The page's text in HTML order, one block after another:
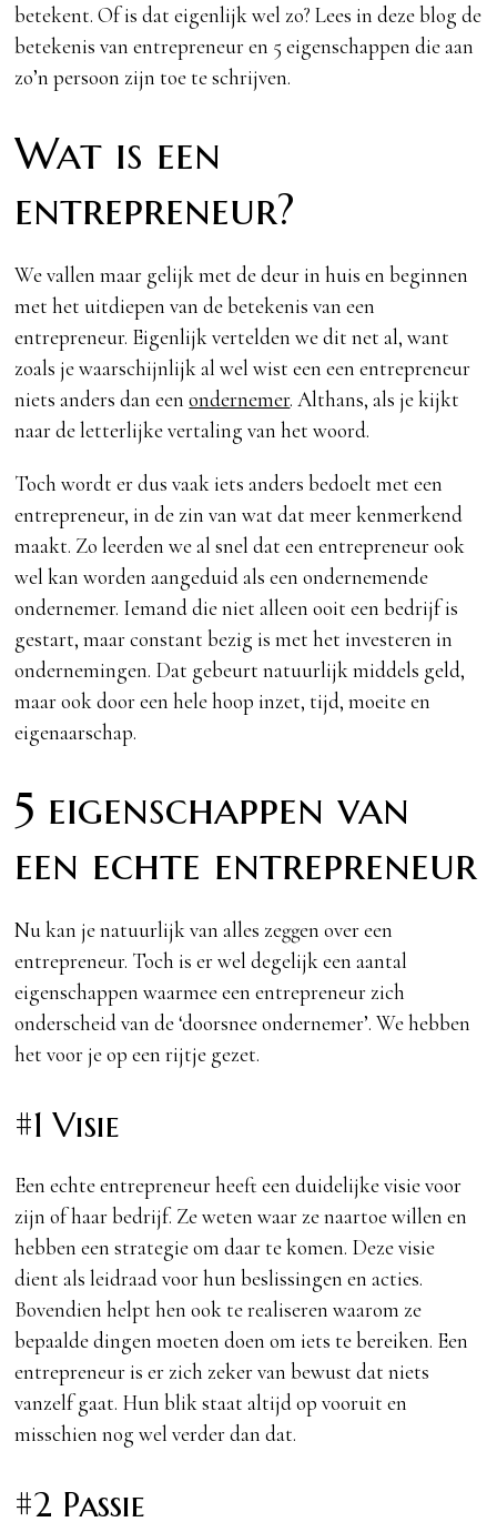
betekent. Of is dat eigenlijk wel zo? Lees in deze blog de
betekenis van entrepreneur en 5 eigenschappen die aan
zo’n persoon zijn toe te schrijven.
Wat is een
entrepreneur?
We vallen maar gelijk met de deur in huis en beginnen
met het uitdiepen van de betekenis van een
entrepreneur. Eigenlijk vertelden we dit net al, want
zoals je waarschijnlijk al wel wist een een entrepreneur
niets anders dan eenondernemer. Althans, als je kijkt
naar de letterlijke vertaling van het woord.
Toch wordt er dus vaak iets anders bedoelt met een
entrepreneur, in de zin van wat dat meer kenmerkend
maakt. Zo leerden we al snel dat een entrepreneur ook
wel kan worden aangeduid als een ondernemende
ondernemer. Iemand die niet alleen ooit een bedrijf is
gestart, maar constant bezig is met het investeren in
ondernemingen. Dat gebeurt natuurlijk middels geld,
maar ook door een hele hoop inzet, tijd, moeite en
eigenaarschap.
5 eigenschappen van
een echte entrepreneur
Nu kan je natuurlijk van alles zeggen over een
entrepreneur. Toch is er wel degelijk een aantal
eigenschappen waarmee een entrepreneur zich
onderscheid van de ‘doorsnee ondernemer’. We hebben
het voor je op een rijtje gezet.
#1 Visie
Een echte entrepreneur heeft een duidelijke visie voor
zijn of haar bedrijf. Ze weten waar ze naartoe willen en
hebben een strategie om daar te komen. Deze visie
dient als leidraad voor hun beslissingen en acties.
Bovendien helpt hen ook te realiseren waarom ze
bepaalde dingen moeten doen om iets te bereiken. Een
entrepreneur is er zich zeker van bewust dat niets
vanzelf gaat. Hun blik staat altijd op vooruit en
misschien nog wel verder dan dat.
#2 Passie